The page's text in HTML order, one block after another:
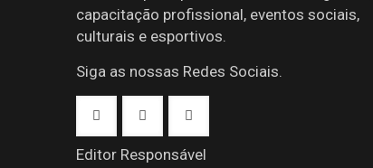
capacitação profissional, eventos sociais,
culturais e esportivos.
Siga as nossas Redes Sociais.
Editor Responsável